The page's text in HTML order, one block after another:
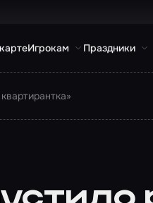
Игрокам Праздники